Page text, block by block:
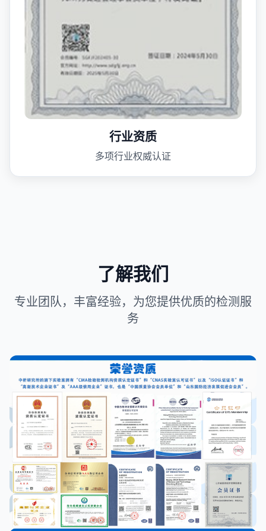
行业资质
多项行业权威认证
了解我们
专业团队，丰富经验，为您提供优质的检测服
务